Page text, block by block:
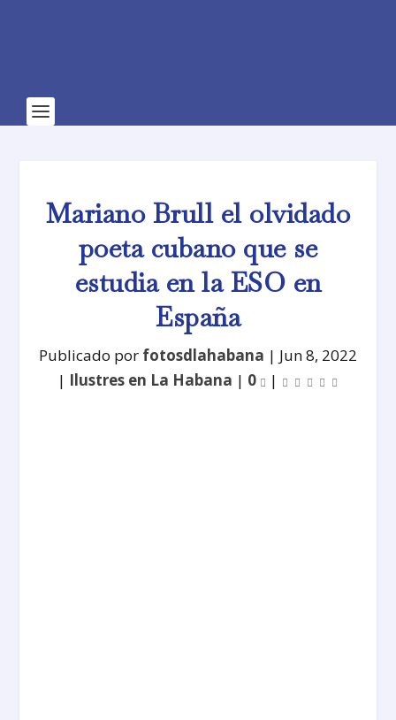
Mariano Brull el olvidado
poeta cubano que se
estudia en la ESO en
España
Publicado por fotosdlahabana | Jun 8, 2022
| Ilustres en La Habana | 0 |